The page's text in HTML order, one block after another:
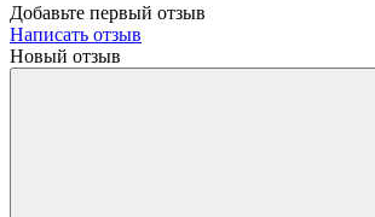
Добавьте первый отзыв
Написать отзыв
Новый отзыв